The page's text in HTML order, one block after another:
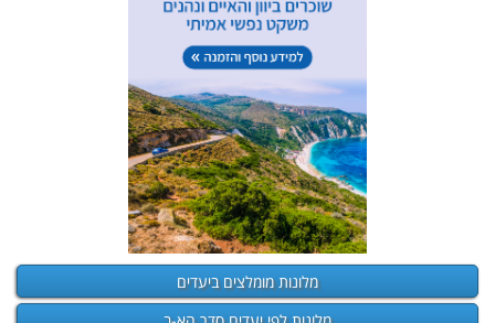
מלונות מומלצים ביעדים